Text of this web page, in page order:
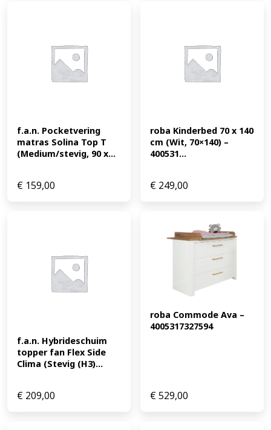
f.a.n. Pocketvering
matras Solina Top T
(Medium/stevig, 90 x...
€ 159,00
roba Kinderbed 70 x 140
cm (Wit, 70×140) –
400531...
€ 249,00
f.a.n. Hybrideschuim
topper fan Flex Side
Clima (Stevig (H3)...
€ 209,00
roba Commode Ava –
4005317327594
€529,00